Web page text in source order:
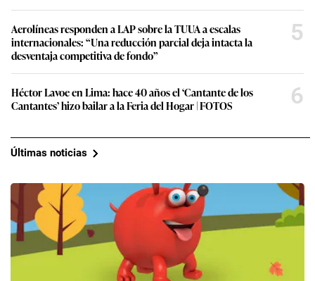
Aerolíneas responden a LAP sobre la TUUA a escalas
internacionales: “Una reducción parcial deja intacta la
desventaja competitiva de fondo”
5
Héctor Lavoe en Lima: hace 40 años el ‘Cantante de los
Cantantes’ hizo bailar a la Feria del Hogar | FOTOS
6
Últimas noticias